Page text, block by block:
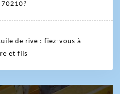
70210?
de rive : fiez-vous à
et fils